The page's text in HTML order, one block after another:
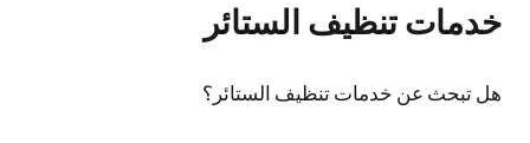
خدمات تنظيف الستائر
هل تبحث عن خدمات تنظيف الستائر؟